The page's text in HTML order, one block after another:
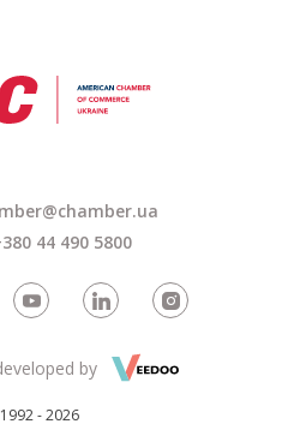
44 490 5800
- 2026
by